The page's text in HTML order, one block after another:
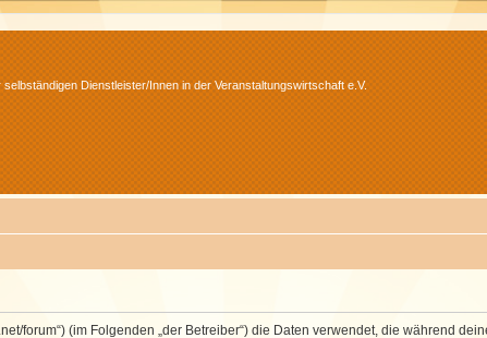
Dienstleister/Innen in der Veranstaltungswirtschaft e.V.
forum“) (im Folgenden „der Betreiber“) die Daten verwendet, die während